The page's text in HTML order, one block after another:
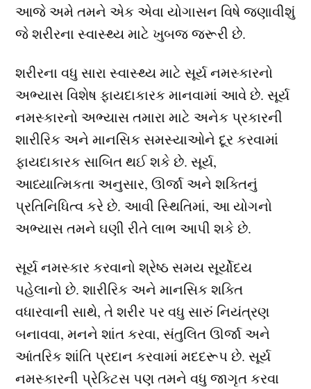
આજે અમે તમને એક એવા યોગાસન વિષે જણાવીશું
જે શરીરના સ્વાસ્થ્ય માટે ખુબજ જરૂરી છે.
શરીરના વધુ સારા સ્વાસ્થ્ય માટે સૂર્ય નમસ્કારનો
અભ્યાસ વિશેષ ફાયદાકારક માનવામાં આવે છે. સૂર્ય
નમસ્કારનો અભ્યાસ તમારા માટે અનેક પ્રકારની
શારીરિક અને માનસિક સમસ્યાઓને દૂર કરવામાં
ફાયદાકારક સાબિત થઈ શકે છે. સૂર્ય,
આધ્યાત્મિકતા અનુસાર, ઊર્જા અને શક્તિનું
પ્રતિનિધિત્વ કરે છે. આવી સ્થિતિમાં, આ યોગનો
અભ્યાસ તમને ઘણી રીતે લાભ આપી શકે છે.
સૂર્ય નમસ્કાર કરવાનો શ્રેષ્ઠ સમય સૂર્યોદય
પહેલાનો છે. શારીરિક અને માનસિક શક્તિ
વધારવાની સાથે, તે શરીર પર વધુ સારું નિયંત્રણ
બનાવવા, મનને શાંત કરવા, સંતુલિત ઊર્જા અને
આંતરિક શાંતિ પ્રદાન કરવામાં મદદરૂપ છે. સૂર્ય
નમસ્કારની પ્રેક્ટિસ પણ તમને વધુ જાગૃત કરવા